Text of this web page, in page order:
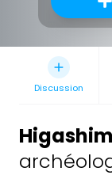
Discussion